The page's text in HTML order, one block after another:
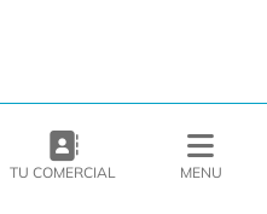
TU COMERCIAL MENU